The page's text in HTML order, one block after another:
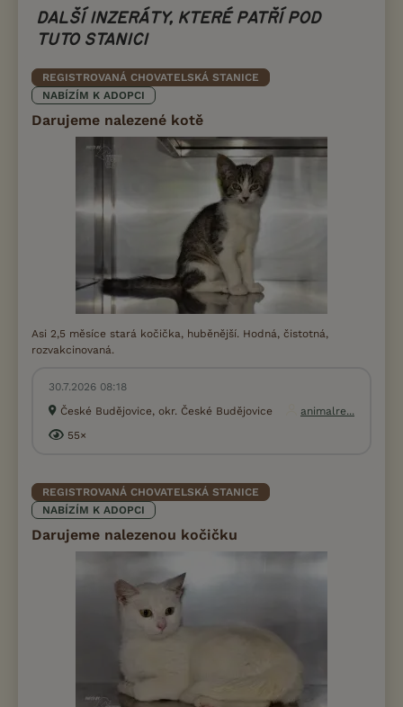
DALŠÍ INZERÁTY, KTERÉ PATŘÍ POD
TUTO STANICI
REGISTROVANÁ CHOVATELSKÁ STANICE
NABÍZÍM K ADOPCI
Darujeme nalezené kotě
Asi 2,5 měsíce stará kočička, huběnější. Hodná, čistotná,
rozvakcinovaná.
30.7.2026 08:18
České Budějovice, okr. České Budějovice
animalre...
55×
REGISTROVANÁ CHOVATELSKÁ STANICE
NABÍZÍM K ADOPCI
Darujeme nalezenou kočičku